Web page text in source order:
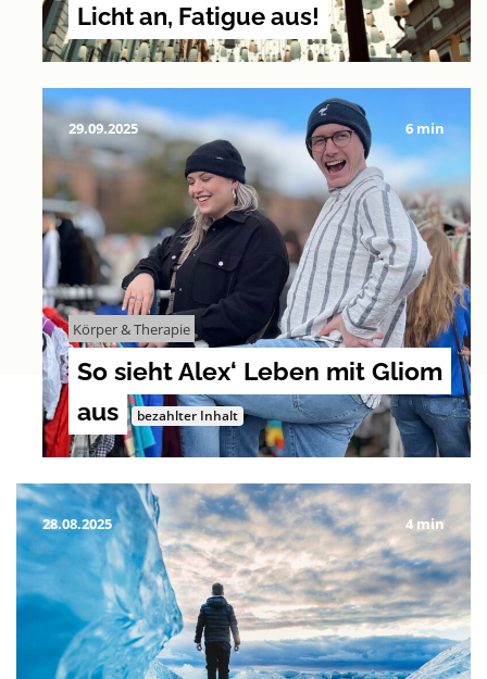
Licht an, Fatigue aus!
29.09.2025 6 min
Körper & Therapie
So sieht Alex‘ Leben mit Gliom
aus
bezahlter Inhalt
28.08.2025 4 min